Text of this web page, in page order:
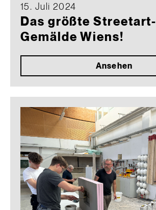
15. Juli 2024
Das größte Streetart-
Gemälde Wiens!
Ansehen